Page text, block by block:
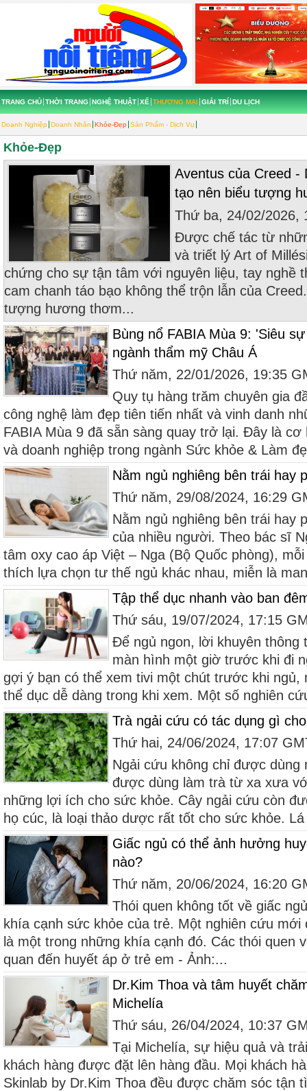
TRANG CHỦ THỜI TRANG NGHỆ THUẬT XẾ THƯƠNG MẠI
Doanh Nghiệp Doanh Nhân Khỏe-Đẹp Sản Phẩm - Dịch Vụ
GIẢI TRÍ DU LỊCH
Khỏe-Đẹp
Aventus của Creed -
tạo nên biểu tượng
Thứ ba, 24/02/2026,
Được chế tác từ
và triết lý Art of
chứng cho sự tận tâm với nguyên liệu, tay nghề
cam chanh táo bạo không thể trộn lẫn của
tượng hương thơm...
Bùng nổ FABIA Mùa 9: 'Siêu
ngành thẩm mỹ Châu Á
Thứ năm, 22/01/2026, 19:35
Quy tụ hàng trăm chuyên gia
công nghệ làm đẹp tiên tiến nhất và vinh danh
FABIA Mùa 9 đã sẵn sàng quay trở lại. Đây là cơ
và doanh nghiệp trong ngành Sức khỏe & Làm
Nằm ngủ nghiêng bên trái hay
Thứ năm, 29/08/2024, 16:29
Nằm ngủ nghiêng bên trái hay
của nhiều người. Theo bác sĩ
tâm oxy cao áp Việt – Nga (Bộ Quốc phòng),
thích lựa chọn tư thế ngủ khác nhau, miễn là
Tập thể dục nhanh vào ban
Thứ sáu, 19/07/2024, 17:15
Để ngủ ngon, lời khuyên
màn hình một giờ trước khi đi
gợi ý bạn có thể xem tivi một chút trước khi ngủ,
thể dục dễ dàng trong khi xem. Một số nghiên
Trà ngải cứu có tác dụng gì
Thứ hai, 24/06/2024, 17:07
Ngải cứu không chỉ được dùng
được dùng làm trà từ xa xưa
những lợi ích cho sức khỏe. Cây ngải cứu còn
họ cúc, là loại thảo dược rất tốt cho sức khỏe.
Giấc ngủ có thể ảnh hưởng
nào?
Thứ năm, 20/06/2024, 16:20
Thói quen không tốt về giấc
khía cạnh sức khỏe của trẻ. Một nghiên cứu mới
là một trong những khía cạnh đó. Các thói quen
quan đến huyết áp ở trẻ em - Ảnh:...
Dr.Kim Thoa và tâm huyết
Michelía
Thứ sáu, 26/04/2024, 10:37
Tại Michelía, sự hiệu quả và
khách hàng được đặt lên hàng đầu. Mọi khách
Skinlab by Dr.Kim Thoa đều được chăm sóc tận